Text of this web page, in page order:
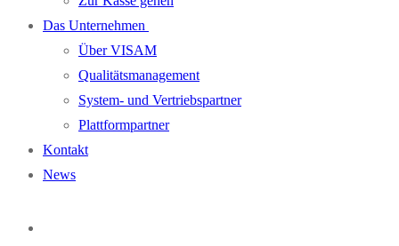
Das Unternehmen
Über VISAM
Qualitätsmanagement
System- und Vertriebspartner
Plattformpartner
Kontakt
News